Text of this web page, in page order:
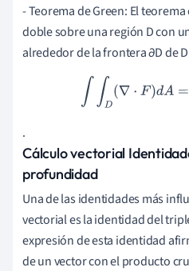
- Teorema de Green: El
doble sobre una región D con
alrededor de la frontera ∂D de
∫∫D( ∇ ⋅F)dA= ∫pa
.
Cálculo vectorial
profundidad
Una de las identidades más
vectorial es la identidad del
expresión de esta identidad
de un vector con el producto